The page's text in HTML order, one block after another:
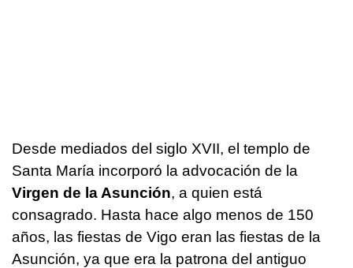
Desde mediados del siglo XVII, el templo de
Santa María incorporó la advocación de la
Virgen de la Asunción, a quien está
consagrado. Hasta hace algo menos de 150
años, las fiestas de Vigo eran las fiestas de la
Asunción, ya que era la patrona del antiguo